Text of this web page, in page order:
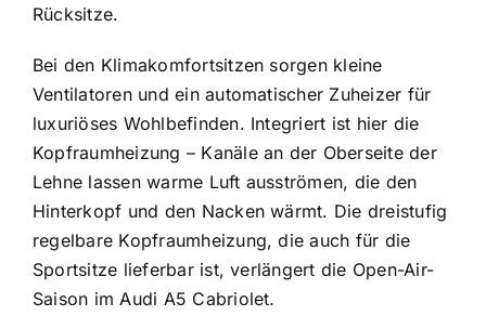
Rücksitze.
Bei den Klimakomfortsitzen sorgen kleine
Ventilatoren und ein automatischer Zuheizer für
luxuriöses Wohlbefinden. Integriert ist hier die
Kopfraumheizung – Kanäle an der Oberseite der
Lehne lassen warme Luft ausströmen, die den
Hinterkopf und den Nacken wärmt. Die dreistufig
regelbare Kopfraumheizung, die auch für die
Sportsitze lieferbar ist, verlängert die Open-Air-
Saison im Audi A5 Cabriolet.